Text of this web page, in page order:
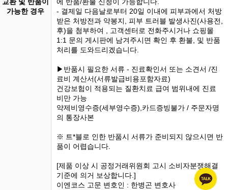
교환 및 반품이
가능한 경우
에 반품/환불 신청이 가능합니다.
- 결제일 다음날로부터 20일 이내에 피부과에서 처방
받은 처방전과 약봉지, 피부 트러블 발생사진(사용전,
후)을 첨부하여 , 고객센터로 전화주시거나 쇼핑몰
1:1 문의 게시판에 남겨주시면 확인 후 환불, 및 반품
처리를 도와드리겠습니다.
▶반품시 필요한 서류 - 진료확인서 또는 소견서 /진
료비 계산서(서류발급비용포함자료)
건강보험이 적용되는 질환치료 급여 범위내에 진료
비만 가능
약제비영수증(세부영수증),카드증빙불가 / 주문자명
의 통장사본
※ 트*블로 인한 반품시 서류가 준비되지 않으시면 반
품이 어렵습니다.
[제품 이상 시 공정거래위원회 고시 소비자분쟁해결
기준에 의거 보상합니다.]
이엔코스 고문 변호인 : 한병곤 변호사